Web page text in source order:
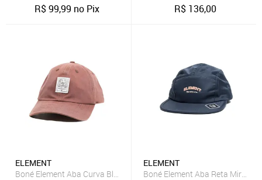
R$99,99 no Pix R$ 136,00
ELEMENT
Boné Element Aba Curva Block Case Big Foot SM26 Marrom
ELEMENT
Boné Element Aba Reta Mirage